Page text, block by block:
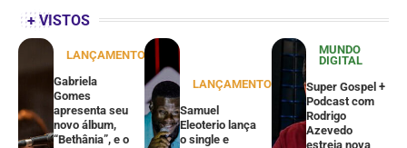
+ VISTOS
LANÇAMENTOS
Gabriela
Gomes
apresenta seu
novo álbum,
“Bethânia”, e o
LANÇAMENTOS
Samuel
Eleoterio lança
o single e
MUNDO
DIGITAL
Super Gospel +
Podcast com
Rodrigo
Azevedo
estreia nova